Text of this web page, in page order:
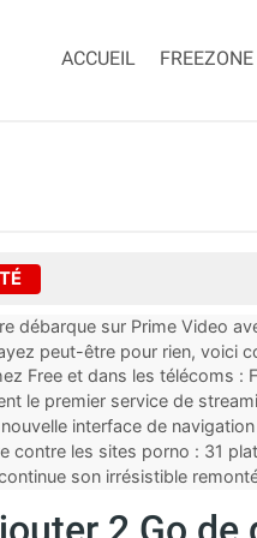
ACCUEIL FREEZONE
débarque sur Prime Video
peut-être pour rien, voici
Free et dans les télécoms :
le premier service de
interface de
contre les sites porno : 31
son irrésistible